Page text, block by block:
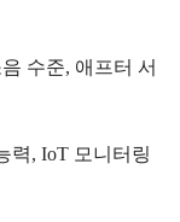
수준, 애프터 서
력, IoT모니터링